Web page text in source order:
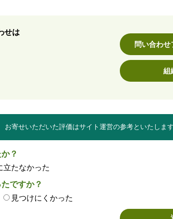
せは
問い合わ
組
お寄せいただいた評価はサイト運営の参考といたします
？
立たなかった
ですか？
見つけにくかった